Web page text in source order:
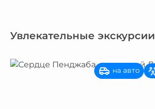
Увлекательные экскурсии
на авто